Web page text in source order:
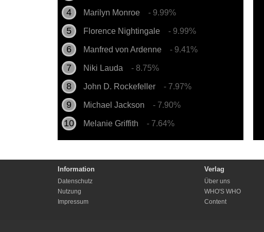
Marilyn Monroe - 9.99%
Florence Nightingale - 9.99%
Manfred von Ardenne - 9.41%
Niki Lauda - 8.75%
John D. Rockefeller - 7.97%
Michael Jackson - 7.90%
Melanie Griffith - 7.64%
Information
Datenschutz
Nutzung
Impressum
Verlag
Über uns
WHO'S WHO
Content